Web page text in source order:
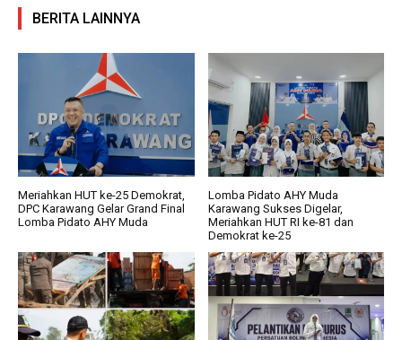
BERITA LAINNYA
Meriahkan HUT ke-25 Demokrat,
DPC Karawang Gelar Grand Final
Lomba Pidato AHY Muda
Lomba Pidato AHY Muda
Karawang Sukses Digelar,
Meriahkan HUT RI ke-81 dan
Demokrat ke-25